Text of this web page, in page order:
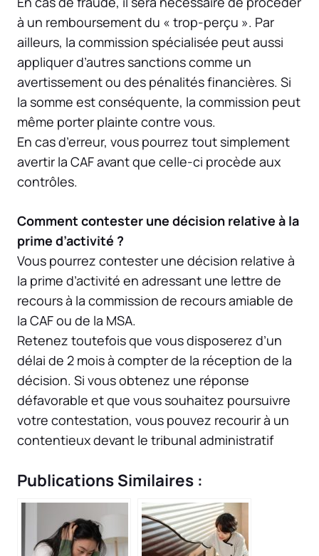
à un remboursement du « trop-perçu ». Par
ailleurs, la commission spécialisée peut aussi
appliquer d’autres sanctions comme un
avertissement ou des pénalités financières. Si
la somme est conséquente, la commission peut
même porter plainte contre vous.
En cas d’erreur, vous pourrez tout simplement
avertir la CAF avant que celle-ci procède aux
contrôles.
Comment contester une décision relative à la
prime d’activité ?
Vous pourrez contester une décision relative à
la prime d’activité en adressant une lettre de
recours à la commission de recours amiable de
la CAF ou de la MSA.
Retenez toutefois que vous disposerez d’un
délai de 2 mois à compter de la réception de la
décision. Si vous obtenez une réponse
défavorable et que vous souhaitez poursuivre
votre contestation, vous pouvez recourir à un
contentieux devant le tribunal administratif
Publications Similaires :